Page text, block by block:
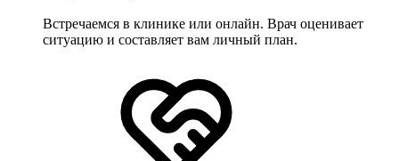
Встречаемся в клинике или онлайн. Врач оценивает
ситуацию и составляет вам личный план.